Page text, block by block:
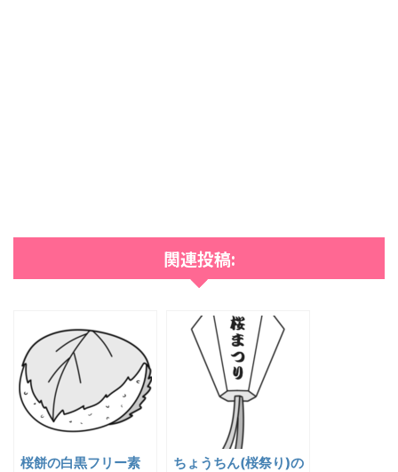
関連投稿:
桜餅の白黒フリー素 ちょうちん(桜祭り)の